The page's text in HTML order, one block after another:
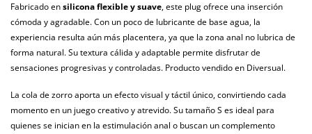
Fabricado ensilicona flexible y suave, este plug ofrece una inserción
cómoda y agradable. Con un poco de lubricante de base agua, la
experiencia resulta aún más placentera, ya que la zona anal no lubrica de
forma natural. Su textura cálida y adaptable permite disfrutar de
sensaciones progresivas y controladas. Producto vendido en Diversual.
La cola de zorro aporta un efecto visual y táctil único, convirtiendo cada
momento en un juego creativo y atrevido. Su tamaño S es ideal para
quienes se inician en la estimulación anal o buscan un complemento